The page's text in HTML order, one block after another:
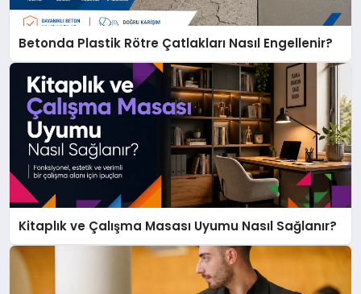
Betonda Plastik Rötre Çatlakları Nasıl Engellenir?
Kitaplık ve Çalışma Masası Uyumu Nasıl Sağlanır?